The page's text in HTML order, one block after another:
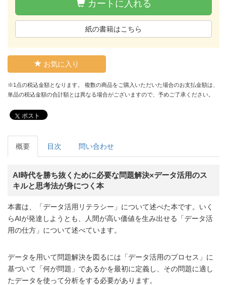
カートに入れる
紙の書籍はこちら
お気に入り
※1点の税込金額となります。 複数の商品をご購入いただいた場合のお支払金額は、
単品の税込金額の合計額とは異なる場合がございますので、予めご了承ください。
ポスト
概要 目次 問い合わせ
AI時代を勝ち抜くために必要な問題解決×データ活用のス
キルと思考法が身につく本
本書は、「データ活用リテラシー」について述べた本です。いく
らAIが発達しようとも、人間が高い価値を生み出せる「データ活
用の仕方」について述べています。
データを用いて問題解決を図るには「データ活用のプロセス」に
基づいて「何が問題」であるかを最初に定義し、その問題に適し
たデータを使って分析をする必要があります。